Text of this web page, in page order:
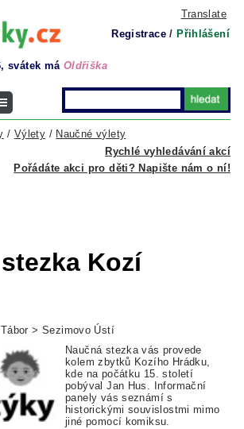
Translate
Registrace / Přihlášení
svátek má Oldřiška
Rychlé vyhledávání akcí
/ Výlety / Naučné výlety
Pořádáte akci pro děti? Napište nám o ní!
Kozí
> Sezimovo Ústí
Naučná stezka vás provede
kolem zbytků Kozího Hrádku,
kde na počátku 15. století
pobýval Jan Hus. Informační
panely vás seznámí s
historickými souvislostmi mimo
jiné pomocí komiksu.